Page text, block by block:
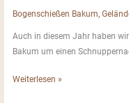
Bogenschießen Bakum,
Auch in diesem Jahr haben
Bakum um einen
Ferienpass
Weiterlesen »